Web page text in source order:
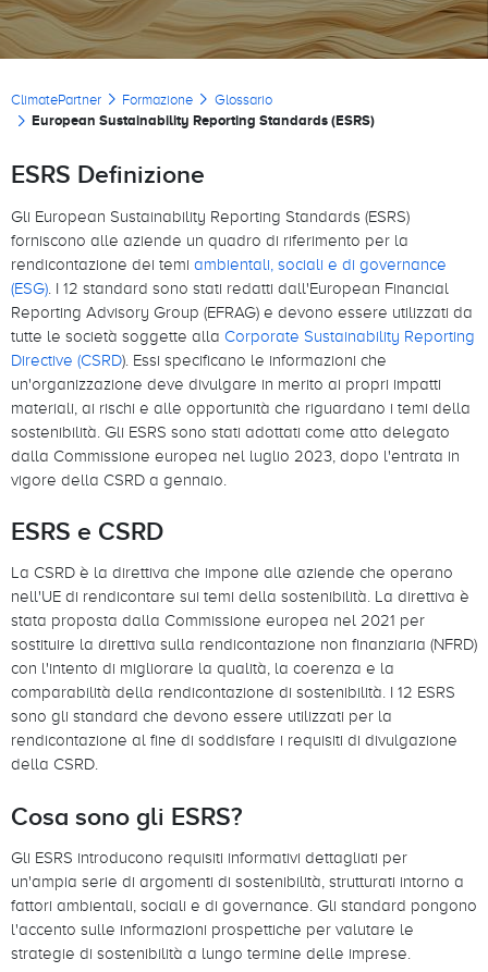
Briciole di pane
ClimatePartner Formazione Glossario
European Sustainability Reporting Standards (ESRS)
ESRS Definizione
Gli European Sustainability Reporting Standards (ESRS)
forniscono alle aziende un quadro di riferimento per la
rendicontazione dei temi ambientali, sociali e di governance
(ESG). I 12 standard sono stati redatti dall'European Financial
Reporting Advisory Group (EFRAG) e devono essere utilizzati da
tutte le società soggette alla Corporate Sustainability Reporting
Directive (CSRD). Essi specificano le informazioni che
un'organizzazione deve divulgare in merito ai propri impatti
materiali, ai rischi e alle opportunità che riguardano i temi della
sostenibilità. Gli ESRS sono stati adottati come atto delegato
dalla Commissione europea nel luglio 2023, dopo l'entrata in
vigore della CSRD a gennaio.
ESRS e CSRD
La CSRD è la direttiva che impone alle aziende che operano
nell'UE di rendicontare sui temi della sostenibilità. La direttiva è
stata proposta dalla Commissione europea nel 2021 per
sostituire la direttiva sulla rendicontazione non finanziaria (NFRD)
con l'intento di migliorare la qualità, la coerenza e la
comparabilità della rendicontazione di sostenibilità. I 12 ESRS
sono gli standard che devono essere utilizzati per la
rendicontazione al fine di soddisfare i requisiti di divulgazione
della CSRD.
Cosa sono gli ESRS?
Gli ESRS introducono requisiti informativi dettagliati per
un'ampia serie di argomenti di sostenibilità, strutturati intorno a
fattori ambientali, sociali e di governance. Gli standard pongono
l'accento sulle informazioni prospettiche per valutare le
strategie di sostenibilità a lungo termine delle imprese.